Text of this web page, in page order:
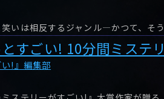
すごい! 10分間ミステ
!』編集部